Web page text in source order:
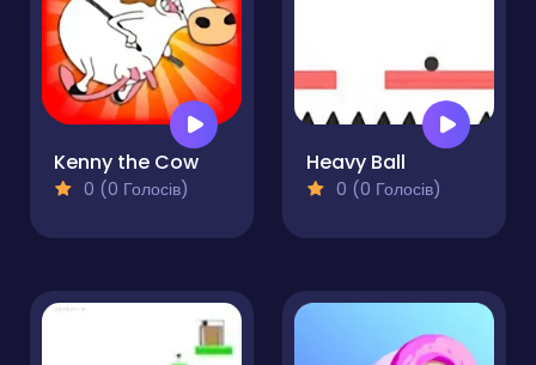
Kenny the Cow
0 (0 Голосів)
Heavy Ball
0 (0 Голосів)